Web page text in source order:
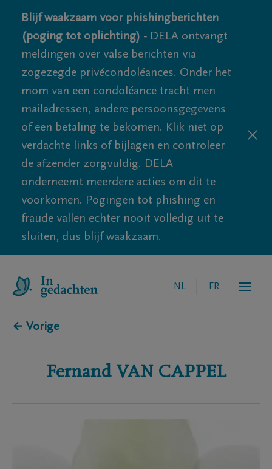
Blijf waakzaam voor phishingberichten
(poging tot oplichting) - DELA ontvangt
meldingen over valse berichten via
zogezegde privécondoléances. Onder het
mom van een condoléance tracht men
mailadressen, andere persoonsgegevens
of een betaling te bekomen. Klik niet op
verdachte links of bijlagen en controleer
de afzender zorgvuldig. DELA
onderneemt meerdere acties om dit te
voorkomen. Pogingen tot phishing en
fraude vallen echter nooit volledig uit te
sluiten, dus blijf waakzaam.
NL FR
← Vorige
Fernand VAN CAPPEL